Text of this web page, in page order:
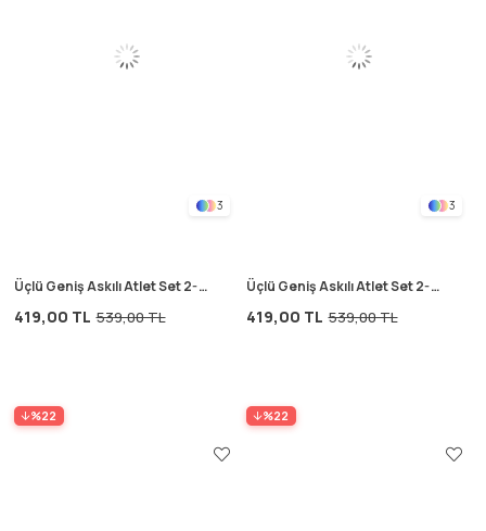
3
Üçlü Geniş Askılı Atlet Set 2-9
419,00 TL 539,00 TL
%22
3
Üçlü Geniş Askılı Atlet Set 2-9
419,00 TL 539,00 TL
%22